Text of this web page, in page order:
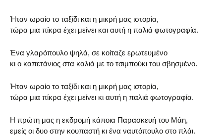
Ήταν ωραίο το ταξίδι και η μικρή μας ιστορία,
τώρα μια πίκρα έχει μείνει και αυτή η παλιά φωτογραφία.
Ένα γλαρόπουλο ψηλά, σε κοίταζε ερωτευμένο
κι ο καπετάνιος στα καλιά με το τσιμπούκι του σβησμένο.
Ήταν ωραίο το ταξίδι και η μικρή μας ιστορία,
τώρα μια πίκρα έχει μείνει κι αυτή η παλιά φωτογραφία.
Η πρώτη μας η εκδρομή κάποια Παρασκευή του Μάη,
εμείς οι δυο στην κουπαστή κι ένα ναυτόπουλο στο πλάι.